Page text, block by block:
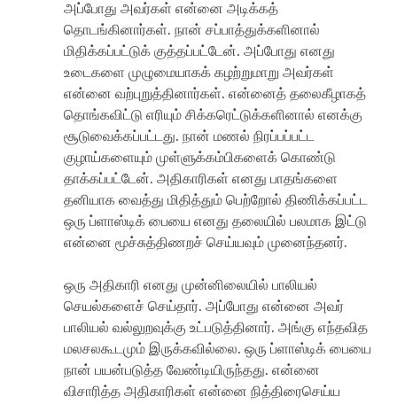
அப்போது அவர்கள் என்னை அடிக்கத்
தொடங்கினார்கள். நான் சப்பாத்துக்களினால்
மிதிக்கப்பட்டுக் குத்தப்பட்டேன். அப்போது எனது
உடைகளை முழுமையாகக் கழற்றுமாறு அவர்கள்
என்னை வற்புறுத்தினார்கள். என்னைத் தலைகீழாகத்
தொங்கவிட்டு எரியும் சிக்கரெட்டுக்களினால் எனக்கு
சூடுவைக்கப்பட்டது. நான் மணல் நிரப்பப்பட்ட
குழாய்களையும் முள்ளுக்கம்பிகளைக் கொண்டு
தாக்கப்பட்டேன். அதிகாரிகள் எனது பாதங்களை
தனியாக வைத்து மிதித்தும் பெற்றோல் திணிக்கப்பட்ட
ஒரு ப்ளாஸ்டிக் பையை எனது தலையில் பலமாக இட்டு
என்னை மூச்சுத்திணறச் செய்யவும் முனைந்தனர்.
ஒரு அதிகாரி எனது முன்னிலையில் பாலியல்
செயல்களைச் செய்தார். அப்போது என்னை அவர்
பாலியல் வல்லுறவுக்கு உட்படுத்தினார். அங்கு எந்தவித
மலசலகூடமும் இருக்கவில்லை. ஒரு ப்ளாஸ்டிக் பையை
நான் பயன்படுத்த வேண்டியிருந்தது. என்னை
விசாரித்த அதிகாரிகள் என்னை நித்திரைசெய்ய